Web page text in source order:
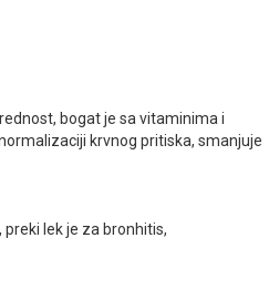
bogat je sa vitaminima i
krvnog pritiska, smanjuje
lek je za bronhitis,